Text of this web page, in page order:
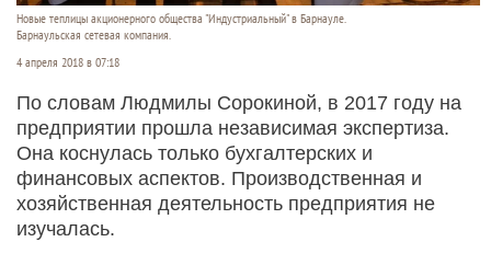
Новые теплицы акционерного общества "Индустриальный" в Барнауле.
Барнаульская сетевая компания.
4 апреля 2018 в 07:18
По словам Людмилы Сорокиной, в 2017 году на
предприятии прошла независимая экспертиза.
Она коснулась только бухгалтерских и
финансовых аспектов. Производственная и
хозяйственная деятельность предприятия не
изучалась.